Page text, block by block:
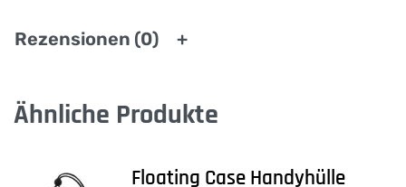
Rezensionen (0)
Ähnliche Produkte
Floating Case Handyhülle